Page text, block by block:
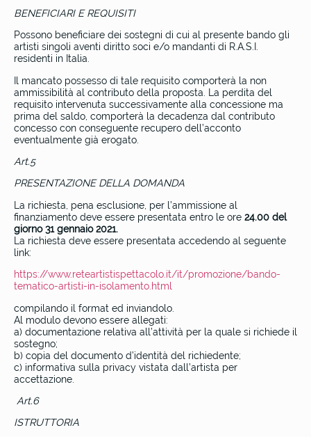
BENEFICIARI E REQUISITI
Possono beneficiare dei sostegni di cui al presente bando gli
artisti singoli aventi diritto soci e/o mandanti di R.A.S.I.
residenti in Italia.
Il mancato possesso di tale requisito comporterà la non
ammissibilità al contributo della proposta. La perdita del
requisito intervenuta successivamente alla concessione ma
prima del saldo, comporterà la decadenza dal contributo
concesso con conseguente recupero dell’acconto
eventualmente già erogato.
Art.5
PRESENTAZIONE DELLA DOMANDA
La richiesta, pena esclusione, per l’ammissione al
finanziamento deve essere presentata entro le ore 24.00 del
giorno 31 gennaio 2021.
La richiesta deve essere presentata accedendo al seguente
link:
https://www.reteartistispettacolo.it/it/promozione/bando-
tematico-artisti-in-isolamento.html
compilando il format ed inviandolo.
Al modulo devono essere allegati:
a) documentazione relativa all’attività per la quale si richiede il
sostegno;
b) copia del documento d’identità del richiedente;
c) informativa sulla privacy vistata dall’artista per
accettazione.
Art.6
ISTRUTTORIA